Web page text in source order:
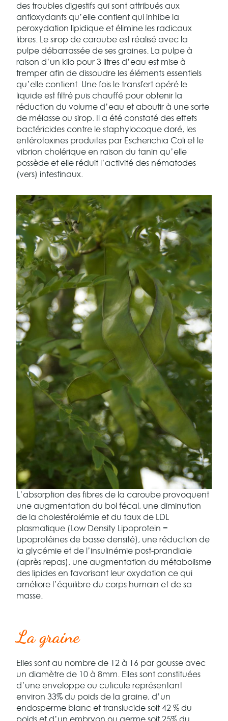
des troubles digestifs qui sont attribués aux
antioxydants qu’elle contient qui inhibe la
peroxydation lipidique et élimine les radicaux
libres. Le sirop de caroube est réalisé avec la
pulpe débarrassée de ses graines. La pulpe à
raison d’un kilo pour 3 litres d’eau est mise à
tremper afin de dissoudre les éléments essentiels
qu’elle contient. Une fois le transfert opéré le
liquide est filtré puis chauffé pour obtenir la
réduction du volume d’eau et aboutir à une sorte
de mélasse ou sirop. Il a été constaté des effets
bactéricides contre le staphylocoque doré, les
entérotoxines produites par Escherichia Coli et le
vibrion cholérique en raison du tanin qu’elle
possède et elle réduit l’activité des nématodes
(vers) intestinaux.
L’absorption des fibres de la caroube provoquent
une augmentation du bol fécal, une diminution
de la cholestérolémie et du taux de LDL
plasmatique (Low Density Lipoprotein =
Lipoprotéines de basse densité), une réduction de
la glycémie et de l’insulinémie post-prandiale
(après repas), une augmentation du métabolisme
des lipides en favorisant leur oxydation ce qui
améliore l’équilibre du corps humain et de sa
masse.
La graine
Elles sont au nombre de 12 à 16 par gousse avec
un diamètre de 10 à 8mm. Elles sont constituées
d’une enveloppe ou cuticule représentant
environ 33% du poids de la graine, d’un
endosperme blanc et translucide soit 42 % du
poids et d’un embryon ou germe soit 25% du